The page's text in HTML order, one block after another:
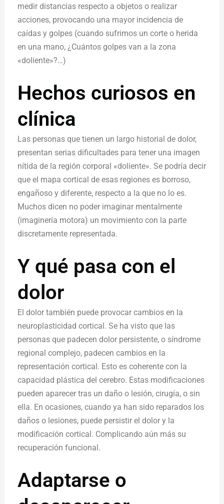
medir distancias respecto a objetos o realizar
acciones, provocando una mayor incidencia de
caídas y golpes (cuando sufrimos un corte o herida
en una mano, ¿Cuántos golpes van a la zona
«doliente»?…)
Hechos curiosos en
clínica
Las personas que tienen un largo historial de dolor,
presentan serias dificultades para tener una imagen
nítida de la región corporal «doliente». Se podría decir
que el mapa cortical de esas regiones es borroso,
engañoso y diferente, respecto a la que no lo es.
Muchos dicen no poder imaginar mentalmente
(imaginería motora) un movimiento con la parte
discretamente representada.
Y qué pasa con el
dolor
El dolor también puede provocar cambios en la
neuroplasticidad cortical. Se ha visto que las
personas que padecen dolor persistente, o síndrome
regional complejo, padecen cambios en la
representación cortical. Esto es coherente con la
capacidad plástica del cerebro. Estas modificaciones
pueden aparecer tras un daño o lesión, cirugía, o sin
ella. En ocasiones, cuando ya han sido reparados los
daños o lesiones, puede persistir el dolor y la
modificación cortical. Complicando aún más su
recuperación funcional.
Adaptarse o